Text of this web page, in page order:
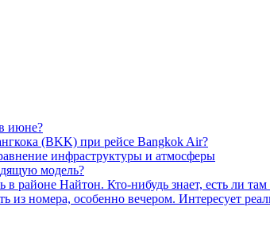
июне?
(BKK) при рейсе Bangkok Air?
инфраструктуры и атмосферы
модель?
районе Найтон. Кто-нибудь знает, есть ли
из номера, особенно вечером. Интересует